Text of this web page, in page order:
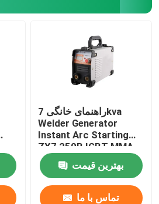
راهنمای خانگی 7kva
Welder Generator
Instant Arc Starting
ZX7 250B IGBT MMA
بهترین قیمت
تماس با ما